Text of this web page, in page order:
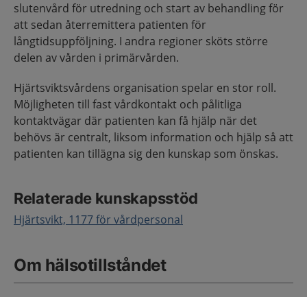
slutenvård för utredning och start av behandling för
att sedan återremittera patienten för
långtidsuppföljning. I andra regioner sköts större
delen av vården i primärvården.
Hjärtsviktsvårdens organisation spelar en stor roll.
Möjligheten till fast vårdkontakt och pålitliga
kontaktvägar där patienten kan få hjälp när det
behövs är centralt, liksom information och hjälp så att
patienten kan tillägna sig den kunskap som önskas.
Relaterade kunskapsstöd
Hjärtsvikt, 1177 för vårdpersonal
Om hälsotillståndet